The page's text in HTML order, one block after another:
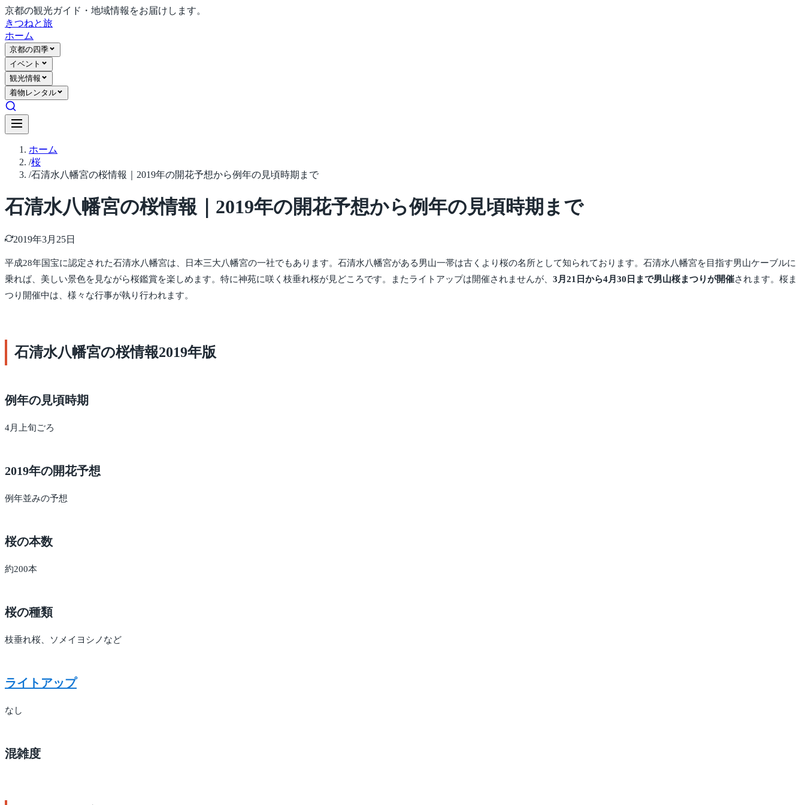
京都の観光ガイド・地域情報をお届けします。
きつねと旅
ホーム
京都の四季
イベント
観光情報
着物レンタル
ホーム
/桜
/石清水八幡宮の桜情報｜2019年の開花予想から例年の見頃時期まで
石清水八幡宮の桜情報｜2019年の開花予想から例年の見頃時期まで
2019年3月25日
平成28年国宝に認定された石清水八幡宮は、日本三大八幡宮の一社でもあります。石清水八幡宮がある男山一帯は古くより桜の名所として知られております。石清水八幡宮を目指す男山ケーブルに
乗れば、美しい景色を見ながら桜鑑賞を楽しめます。特に神苑に咲く枝垂れ桜が見どころです。またライトアップは開催されませんが、 3月21日から4月30日まで男山桜まつりが開催されます。桜ま
つり開催中は、様々な行事が執り行われます。
石清水八幡宮の桜情報2019年版
例年の見頃時期
4月上旬ごろ
2019年の開花予想
例年並みの予想
桜の本数
約200本
桜の種類
枝垂れ桜、ソメイヨシノなど
ライトアップ
なし
混雑度